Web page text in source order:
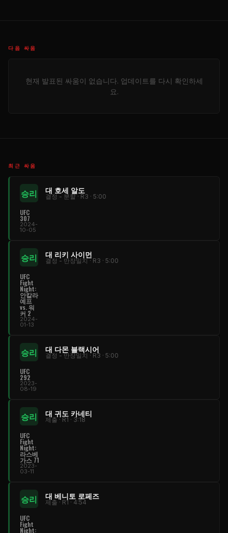
다음 싸움
현재 발표된 싸움이 없습니다. 업데이트를 다시 확인하세
요.
최근 싸움
승리 대 호세 알도
결정 - 분할 · R3 · 5:00
UFC
307
2024-
10-05
승리 대 리키 사이먼
결정 - 만장일치 · R3 · 5:00
UFC
Fight
Night:
안칼라
예프
vs. 워
커 2
2024-
01-13
승리 대 다몬 블랙시어
결정 - 만장일치 · R3 · 5:00
UFC
292
2023-
08-19
승리 대 귀도 카네티
제출 · R1 · 3:18
UFC
Fight
Night:
라스베
가스 71
2023-
03-11
승리 대 베니토 로페즈
제출 · R1 · 4:54
UFC
Fight
Night: